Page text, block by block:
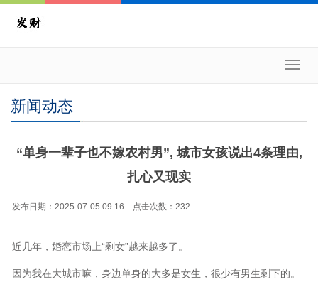
新闻动态
“单身一辈子也不嫁农村男”, 城市女孩说出4条理由,
扎心又现实
发布日期：2025-07-05 09:16 点击次数：232
近几年，婚恋市场上“剩女”越来越多了。
因为我在大城市嘛，身边单身的大多是女生，很少有男生剩下的。